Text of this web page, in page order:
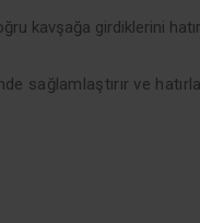
kavşağa girdiklerini
sağlamlaştırır ve